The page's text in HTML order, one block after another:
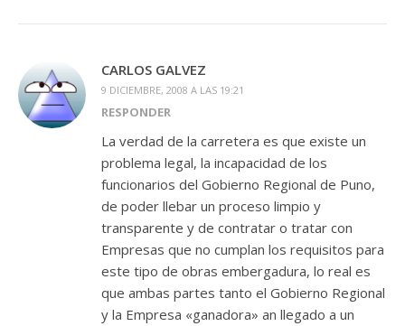
CARLOS GALVEZ
9 DICIEMBRE, 2008 A LAS 19:21
RESPONDER
La verdad de la carretera es que existe un
problema legal, la incapacidad de los
funcionarios del Gobierno Regional de Puno,
de poder llebar un proceso limpio y
transparente y de contratar o tratar con
Empresas que no cumplan los requisitos para
este tipo de obras embergadura, lo real es
que ambas partes tanto el Gobierno Regional
y la Empresa «ganadora» an llegado a un